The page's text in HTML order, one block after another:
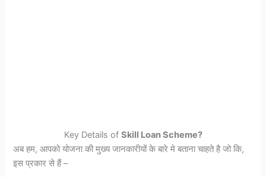
Key Details of Skill Loan Scheme?
अब हम, आपको योजना की मुख्य जानकारीयों के बारे मे बताना चाहते है जो कि,
इस प्रकार से हैं –